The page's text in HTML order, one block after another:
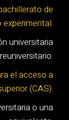
de
universitaria
el acceso a
(CAS).
o una